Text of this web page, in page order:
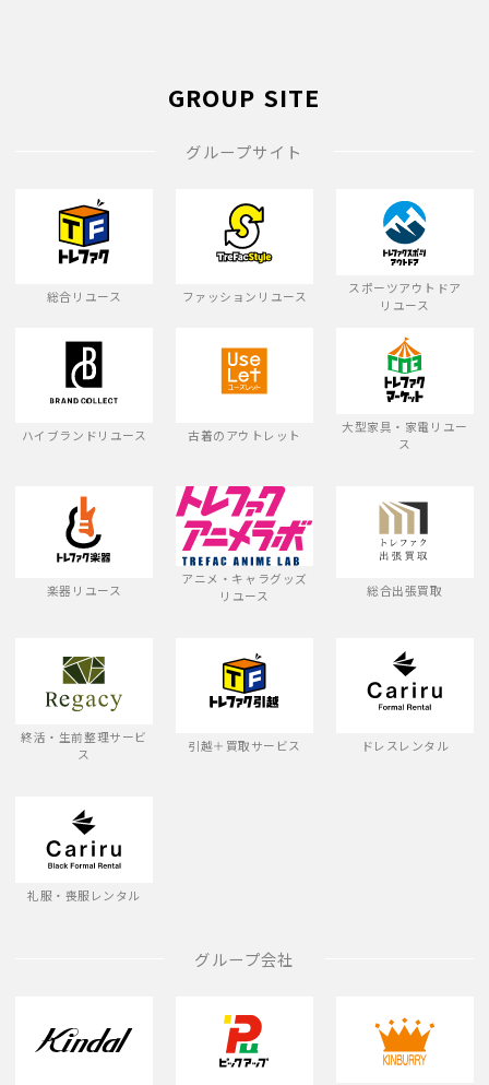
GROUP SITE
グループサイト
総合リユース ファッションリユース
スポーツアウトドア
リユース
ハイブランドリユース 古着のアウトレット
大型家具・家電リユー
ス
楽器リユース
アニメ・キャラグッズ
リユース
総合出張買取
終活・生前整理サービ
ス
引越＋買取サービス ドレスレンタル
礼服・喪服レンタル
グループ会社